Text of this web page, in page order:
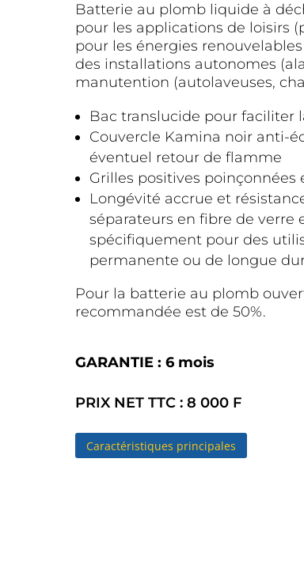
Batterie au plomb liquide à
pour les applications de loisirs
pour les énergies
des installations autonomes
manutention (autolaveuses,
Bac translucide pour faciliter
Couvercle Kamina noir anti-
éventuel retour de flamme
Grilles positives
Longévité accrue et
séparateurs en fibre de verre
spécifiquement pour des
permanente ou de longue
Pour la batterie au plomb
recommandée est de 50%.
GARANTIE : 6 mois
PRIX NET TTC : 8 000 F
Caractéristiques principales